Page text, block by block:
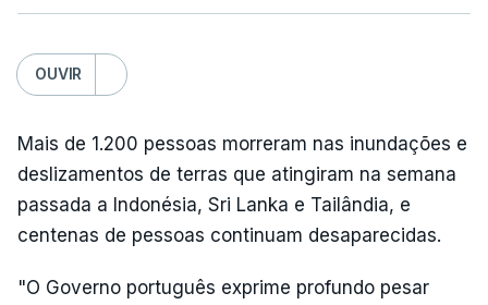
OUVIR
Mais de 1.200 pessoas morreram nas inundações e
deslizamentos de terras que atingiram na semana
passada a Indonésia, Sri Lanka e Tailândia, e
centenas de pessoas continuam desaparecidas.
"O Governo português exprime profundo pesar